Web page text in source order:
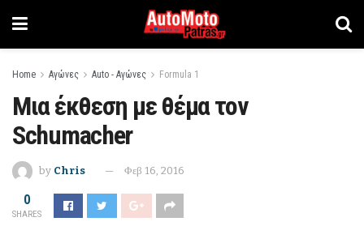
Home Αγώνες Auto - Αγώνες Formula 1
Μια έκθεση με θέμα τον
Schumacher
by Chris Φεβ 16, 2016
0
SHARES